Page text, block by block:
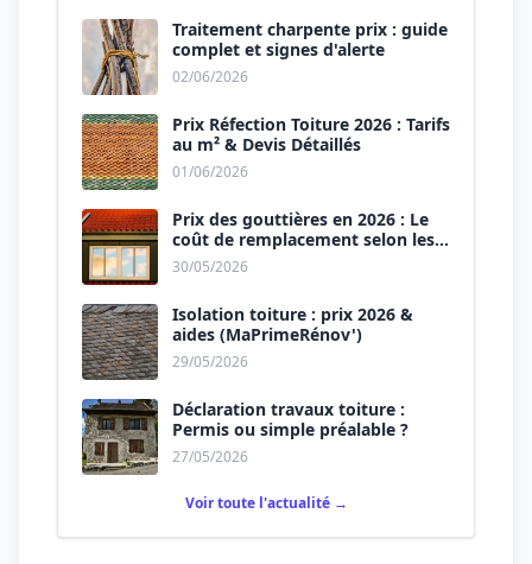
Traitement charpente prix : guide
complet et signes d'alerte
02/06/2026
Prix Réfection Toiture 2026 : Tarifs
au m² & Devis Détaillés
01/06/2026
Prix des gouttières en 2026 : Le
coût de remplacement selon les
matériaux
30/05/2026
Isolation toiture : prix 2026 &
aides (MaPrimeRénov')
29/05/2026
Déclaration travaux toiture :
Permis ou simple préalable ?
27/05/2026
Voir toute l'actualité →